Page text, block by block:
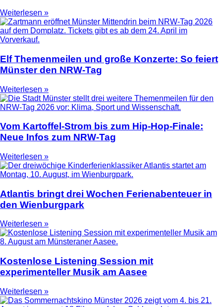
Weiterlesen »
Elf Themenmeilen und große Konzerte: So feiert
Münster den NRW-Tag
Weiterlesen »
Vom Kartoffel-Strom bis zum Hip-Hop-Finale:
Neue Infos zum NRW-Tag
Weiterlesen »
Atlantis bringt drei Wochen Ferienabenteuer in
den Wienburgpark
Weiterlesen »
Kostenlose Listening Session mit
experimenteller Musik am Aasee
Weiterlesen »